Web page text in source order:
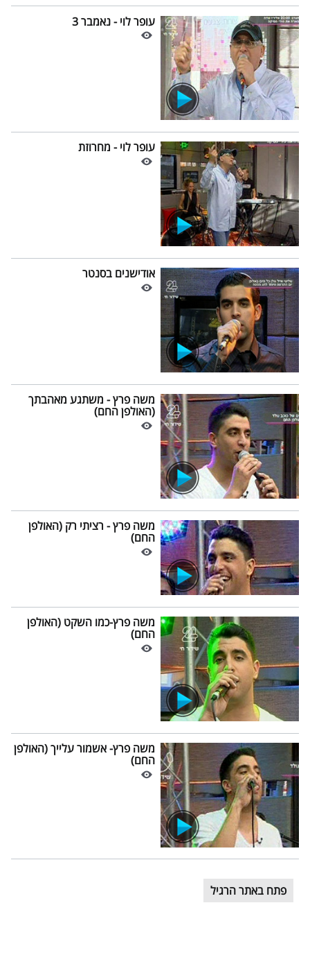
עופר לוי - נאמבר 3
עופר לוי - מחרוזת
אודישנים בסנטר
משה פרץ - משתגע מאהבתך
(האולפן החם)
משה פרץ - רציתי רק (האולפן
החם)
משה פרץ-כמו השקט (האולפן
החם)
משה פרץ- אשמור עלייך (האולפן
החם)
פתח באתר הרגיל